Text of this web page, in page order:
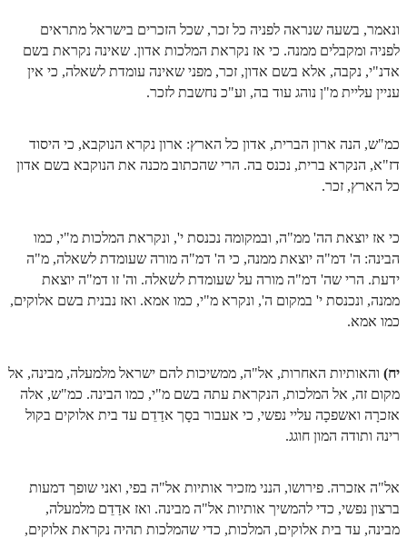
ונאמר, בשעה שנראה לפניה כל זכר, שכל הזכרים בישראל מתראים
לפניה ומקבלים ממנה. כי אז נקראת המלכות אדון. שאינה נקראת בשם
אדנ"י, נקבה, אלא בשם אדון, זכר, מפני שאינה עומדת לשאלה, כי אין
עניין עליית מ"ן נוהג עוד בה, וע"כ נחשבת לזכר.
כמ"ש, הנה ארון הברית, אדון כל הארץ: ארון נקרא הנוקבא, כי היסוד
דז"א, הנקרא ברית, נכנס בה. הרי שהכתוב מכנה את הנוקבא בשם אדון
כל הארץ, זכר.
כי אז יוצאת הה' ממ"ה, ובמקומה נכנסת י', ונקראת המלכות מ"י, כמו
הבינה: ה' דמ"ה יוצאת ממנה, כי ה' דמ"ה מורה שעומדת לשאלה, מ"ה
ידעת. הרי שה' דמ"ה מורה על שעומדת לשאלה. וה' זו דמ"ה יוצאת
ממנה, ונכנסת י' במקום ה', ונקרא מ"י, כמו אמא. ואז נבנית בשם אלוקים,
כמו אמא.
יח) והאותיות האחרות, אל"ה, ממשיכות להם ישראל מלמעלה, מבינה, אל
מקום זה, אל המלכות, הנקראת עתה בשם מ"י, כמו הבינה. כמ"ש, אלה
אזכרָה ואשפכָה עליי נפשי, כי אעבור בסָך אדַדֵם עד בית אלוקים בקול
רינה ותודה המון חוגג.
אל"ה אזכרה. פירושו, הנני מזכיר אותיות אל"ה בפי, ואני שופך דמעות
ברצון נפשי, כדי להמשיך אותיות אל"ה מבינה. ואז אדַדֵם מלמעלה,
מבינה, עד בית אלוקים, המלכות, כדי שהמלכות תהיה נקראת אלוקים,